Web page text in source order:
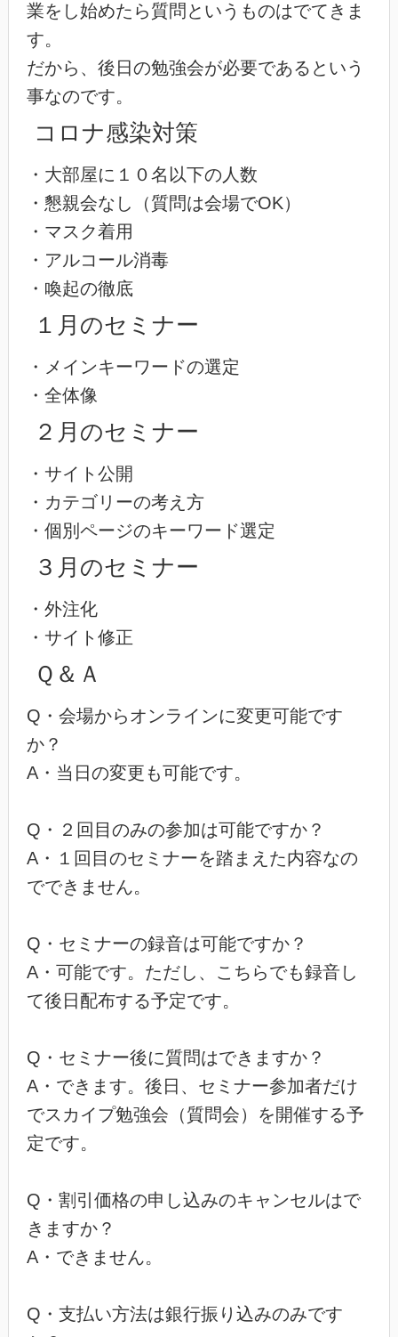
業をし始めたら質問というものはでてきま
す。
だから、後日の勉強会が必要であるという
事なのです。
コロナ感染対策
・大部屋に１０名以下の人数
・懇親会なし（質問は会場でOK）
・マスク着用
・アルコール消毒
・喚起の徹底
１月のセミナー
・メインキーワードの選定
・全体像
２月のセミナー
・サイト公開
・カテゴリーの考え方
・個別ページのキーワード選定
３月のセミナー
・外注化
・サイト修正
Ｑ＆Ａ
Q・会場からオンラインに変更可能です
か？
A・当日の変更も可能です。
Q・２回目のみの参加は可能ですか？
A・１回目のセミナーを踏まえた内容なの
でできません。
Q・セミナーの録音は可能ですか？
A・可能です。ただし、こちらでも録音し
て後日配布する予定です。
Q・セミナー後に質問はできますか？
A・できます。後日、セミナー参加者だけ
でスカイプ勉強会（質問会）を開催する予
定です。
Q・割引価格の申し込みのキャンセルはで
きますか？
A・できません。
Q・支払い方法は銀行振り込みのみです